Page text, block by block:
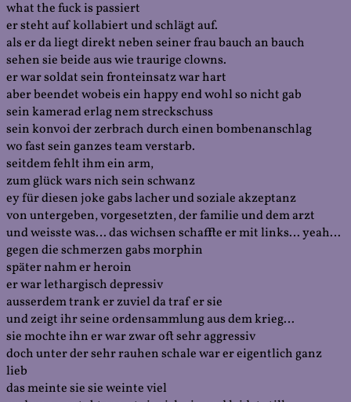
what the fuck is passiert
er steht auf kollabiert und schlägt auf.
als er da liegt direkt neben seiner frau bauch an bauch
sehen sie beide aus wie traurige clowns.
er war soldat sein fronteinsatz war hart
aber beendet wobeis ein happy end wohl so nicht gab
sein kamerad erlag nem streckschuss
sein konvoi der zerbrach durch einen bombenanschlag
wo fast sein ganzes team verstarb.
seitdem fehlt ihm ein arm,
zum glück wars nich sein schwanz
ey für diesen joke gabs lacher und soziale akzeptanz
von untergeben, vorgesetzten, der familie und dem arzt
und weisste was… das wichsen schaffte er mit links… yeah…
gegen die schmerzen gabs morphin
später nahm er heroin
er war lethargisch depressiv
ausserdem trank er zuviel da traf er sie
und zeigt ihr seine ordensammlung aus dem krieg…
sie mochte ihn er war zwar oft sehr aggressiv
doch unter der sehr rauhen schale war er eigentlich ganz
lieb
das meinte sie sie weinte viel